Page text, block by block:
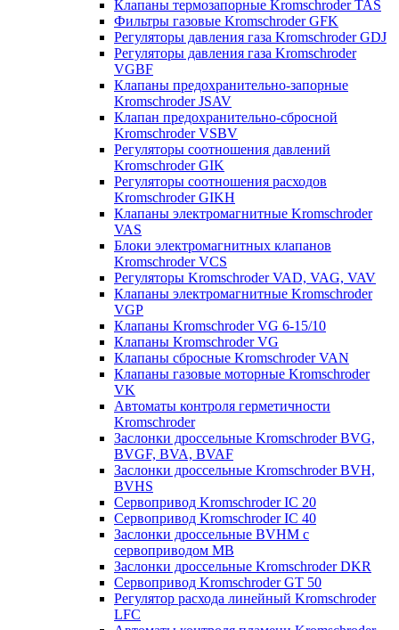
Клапаны термозапорные Kromschroder TAS
Фильтры газовые Kromschroder GFK
Регуляторы давления газа Kromschroder GDJ
Регуляторы давления газа Kromschroder
VGBF
Клапаны предохранительно-запорные
Kromschroder JSAV
Клапан предохранительно-сбросной
Kromschroder VSBV
Регуляторы соотношения давлений
Kromschroder GIK
Регуляторы соотношения расходов
Kromschroder GIKH
Клапаны электромагнитные Kromschroder
VAS
Блоки электромагнитных клапанов
Kromschroder VCS
Регуляторы Kromschroder VAD, VAG, VAV
Клапаны электромагнитные Kromschroder
VGP
Клапаны Kromschroder VG 6-15/10
Клапаны Kromschroder VG
Клапаны сбросные Kromschroder VAN
Клапаны газовые моторные Kromschroder
VK
Автоматы контроля герметичности
Kromschroder
Заслонки дроссельные Kromschroder BVG,
BVGF, BVA, BVAF
Заслонки дроссельные Kromschroder BVH,
BVHS
Сервопривод Kromschroder IC 20
Сервопривод Kromschroder IC 40
Заслонки дроссельные BVHM с
сервоприводом МВ
Заслонки дроссельные Kromschroder DKR
Cервопривод Kromschroder GT 50
Регулятор расхода линейный Kromschroder
LFC